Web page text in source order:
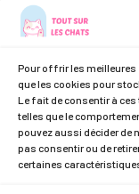
Pour offrir les meilleures
que les cookies pour
Le fait de consentir à
telles que le
pouvez aussi décider de
pas consentir ou de
certaines
À